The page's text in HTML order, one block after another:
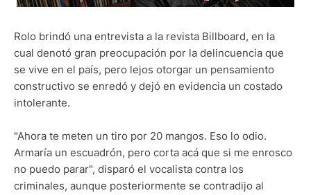
Rolo brindó una entrevista a la revista Billboard, en la
cual denotó gran preocupación por la delincuencia que
se vive en el país, pero lejos otorgar un pensamiento
constructivo se enredó y dejó en evidencia un costado
intolerante.
"Ahora te meten un tiro por 20 mangos. Eso lo odio.
Armaría un escuadrón, pero corta acá que si me enrosco
no puedo parar", disparó el vocalista contra los
criminales, aunque posteriormente se contradijo al